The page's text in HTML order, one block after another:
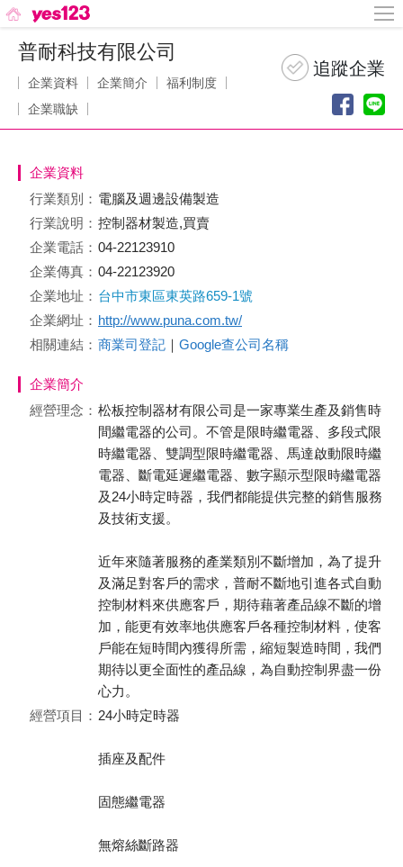
普耐科技有限公司
企業資料 企業簡介
福利制度
企業職缺
企業資料
行業類別： 電腦及週邊設備製造
行業說明： 控制器材製造,買賣
企業電話： 04-22123910
企業傳真： 04-22123920
企業地址： 台中市東區東英路659-1號
企業網址： http://www.puna.com.tw/
相關連結： 商業司登記 ｜ Google查公司名稱
企業簡介
經營理念： 松板控制器材有限公司是一家專業生產及銷售時
間繼電器的公司。不管是限時繼電器、多段式限
時繼電器、雙調型限時繼電器、馬達啟動限時繼
電器、斷電延遲繼電器、數字顯示型限時繼電器
及24小時定時器，我們都能提供完整的銷售服務
及技術支援。
近年來隨著服務的產業類別不斷增加，為了提升
及滿足對客戶的需求，普耐不斷地引進各式自動
控制材料來供應客戶，期待藉著產品線不斷的增
加，能更有效率地供應客戶各種控制材料，使客
戶能在短時間內獲得所需，縮短製造時間，我們
期待以更全面性的產品線，為自動控制界盡一份
心力。
經營項目： 24小時定時器
插座及配件
固態繼電器
無熔絲斷路器